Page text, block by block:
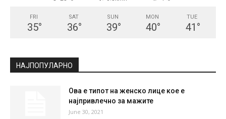
FRI
35°
SAT
36°
SUN
39°
MON
40°
TUE
41 °
НАЈПОПУЛАРНО
Ова е типот на женскo лице кое е
најпривлечно за мажите
June 30, 2021